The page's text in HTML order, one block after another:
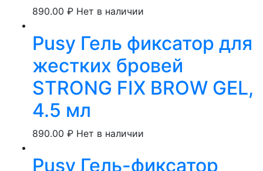
890.00 ₽ Нет в наличии
Pusy Гель фиксатор для
жестких бровей
STRONG FIX BROW GEL,
4.5 мл
890.00 ₽ Нет в наличии
Pusy Гель-фиксатор